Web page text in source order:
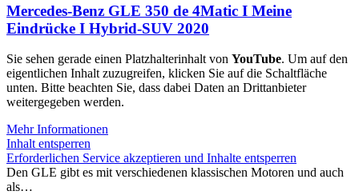
Mercedes-Benz GLE 350 de 4Matic I Meine
Eindrücke I Hybrid-SUV 2020
Sie sehen gerade einen Platzhalterinhalt von YouTube. Um auf den
eigentlichen Inhalt zuzugreifen, klicken Sie auf die Schaltfläche
unten. Bitte beachten Sie, dass dabei Daten an Drittanbieter
weitergegeben werden.
Mehr Informationen
Inhalt entsperren
Erforderlichen Service akzeptieren und Inhalte entsperren
Den GLE gibt es mit verschiedenen klassischen Motoren und auch
als…